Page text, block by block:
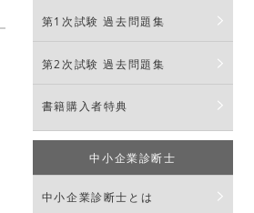
第1次試験 過去問題集
第2次試験 過去問題集
書籍購入者特典
中小企業診断士
中小企業診断士とは